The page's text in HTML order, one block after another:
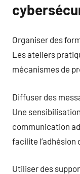
Organiser des
Les ateliers
mécanismes de
Diffuser des
Une
communication
facilite l’adhésion
Utiliser des